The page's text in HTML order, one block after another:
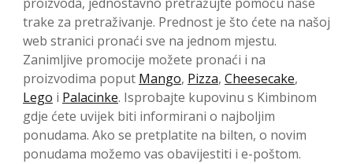
trake za pretraživanje. Prednost je što ćete na našoj
web stranici pronaći sve na jednom mjestu.
Zanimljive promocije možete pronaći i na
proizvodima poput Mango, Pizza, Cheesecake,
Lego i Palacinke. Isprobajte kupovinu s Kimbinom
gdje ćete uvijek biti informirani o najboljim
ponudama. Ako se pretplatite na bilten, o novim
ponudama možemo vas obavijestiti i e-poštom.